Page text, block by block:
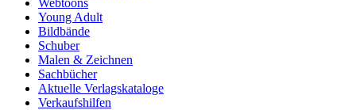
Webtoons
Young Adult
Bildbände
Schuber
Malen & Zeichnen
Sachbücher
Aktuelle Verlagskataloge
Verkaufshilfen